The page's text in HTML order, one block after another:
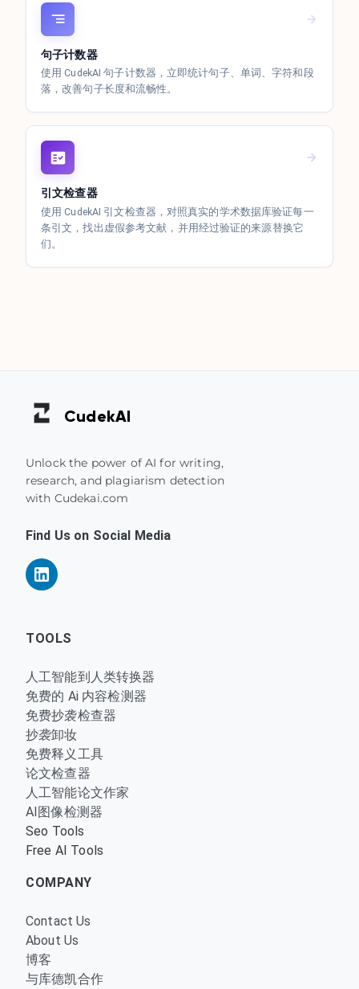
句子计数器
使用 CudekAI 句子计数器，立即统计句子、单词、字符和段
落，改善句子长度和流畅性。
引文检查器
使用 CudekAI 引文检查器，对照真实的学术数据库验证每一
条引文，找出虚假参考文献，并用经过验证的来源替换它
们。
CudekAI
Unlock the power of AI for writing,
research, and plagiarism detection
with Cudekai.com
Find Us on Social Media
TOOLS
人工智能到人类转换器
免费的 Ai 内容检测器
免费抄袭检查器
抄袭卸妆
免费释义工具
论文检查器
人工智能论文作家
AI图像检测器
Seo Tools
Free AI Tools
COMPANY
Contact Us
About Us
博客
与库德凯合作